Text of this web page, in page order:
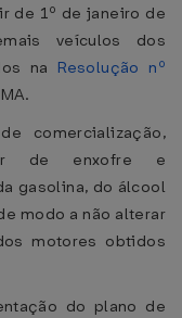
de 1º de janeiro de
veículos dos
na Resolução nº
comercialização,
de enxofre e
gasolina, do álcool
modo a não alterar
motores obtidos
do plano de